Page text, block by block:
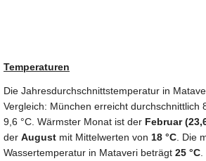
Temperaturen
Die Jahresdurchschnittstemperatur in
Vergleich: München erreicht durchschnittlich
9,6 °C. Wärmster Monat ist der Februar
der August mit Mittelwerten von 18 °C . Die
Wassertemperatur in Mataveri beträgt 25 °C